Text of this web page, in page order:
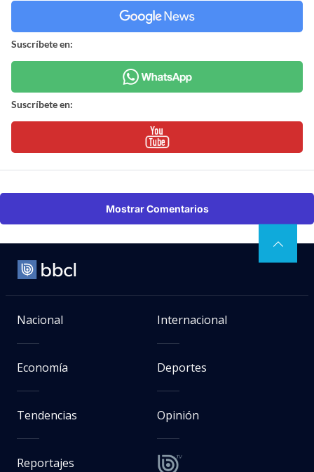
Suscríbete en:
Suscríbete en:
Mostrar Comentarios
Nacional Internacional
Economía Deportes
Tendencias Opinión
Reportajes